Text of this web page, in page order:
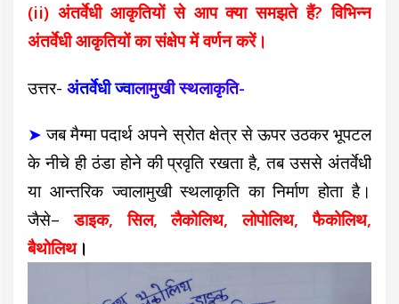
(ii) अंतर्वेधी आकृतियों से आप क्या समझते हैं? विभिन्न
अंतर्वेधी आकृतियों का संक्षेप में वर्णन करें।
उत्तर-अंतर्वेधीज्वालामुखी स्थलाकृति-
➤ जब मैग्मा पदार्थ अपने स्रोत क्षेत्र से ऊपर उठकर भूपटल
के नीचे ही ठंडा होने की प्रवृति रखता है, तब उससे अंतर्वेधी
याआन्तरिक ज्वालामुखी स्थलाकृति का निर्माण होता है।
जैसे–डाइक, सिल, लैकोलिथ, लोपोलिथ, फैकोलिथ,
बैथोलिथ।